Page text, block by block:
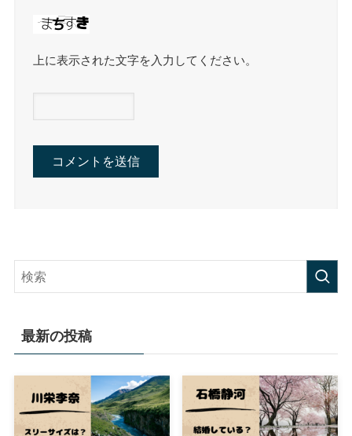
上に表示された文字を入力してください。
最新の投稿